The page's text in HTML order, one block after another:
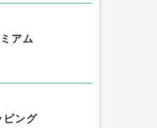
アム
ピング